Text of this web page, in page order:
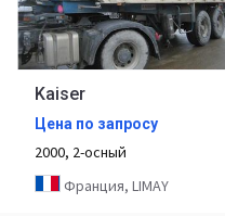
Kaiser
Цена по запросу
2000, 2-осный
Франция, LIMAY